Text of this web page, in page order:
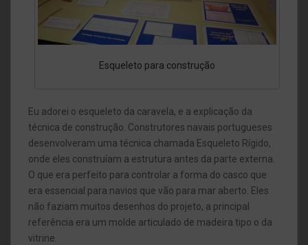
Esqueleto para construção
Eu adorei o esqueleto da caravela, e a explicação da
técnica de construção. Construtores navais portugueses
desenvolveram uma técnica chamada Esqueleto Rígido,
onde eles construíam a estrutura antes da parte externa.
O que era perfeito para controlar a forma do casco que
era essencial para navios que vão para mar aberto. Eles
não faziam muitos desenhos do projeto, a principal
referência era um molde articulado de madeira tipo o da
vitrine.